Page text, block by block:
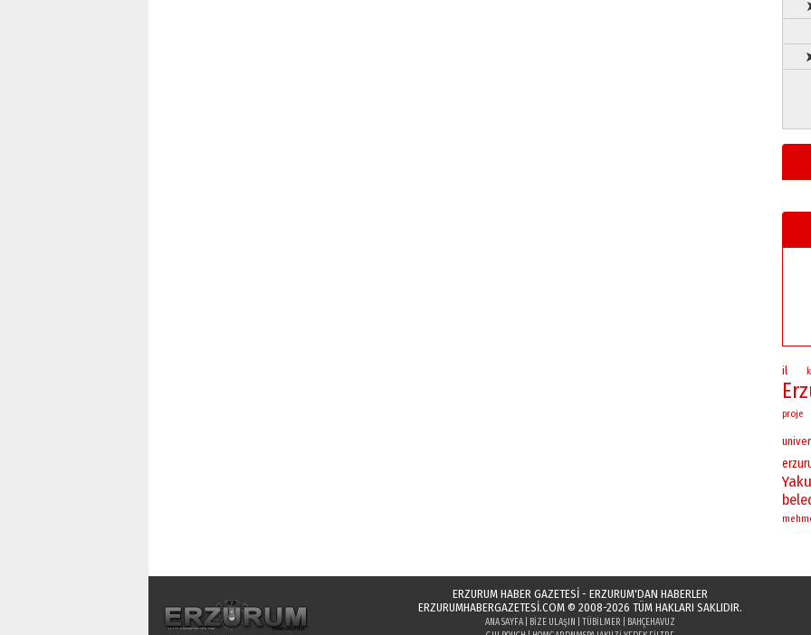
il
proje
ERZURUM HABER GAZETESİ - ERZURUM'DAN HABERLER
ERZURUMHABERGAZETESI.COM© 2008-2026 TÜM HAKLARI SAKLIDIR.
ANA SAYFA| BIZE ULAŞIN TÜBILMER
BAHÇEHAVUZ